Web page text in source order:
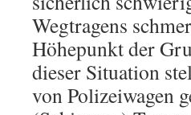
Wegtragens
Höhepunkt der
dieser Situation
von Polizeiwagen